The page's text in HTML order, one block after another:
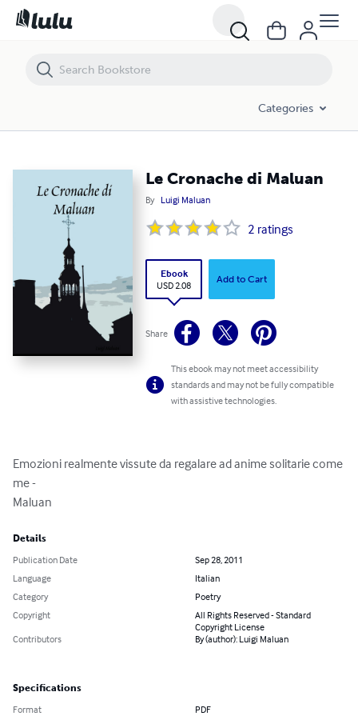
Categories
Le Cronache di Maluan
By Luigi Maluan
2 ratings
Ebook
USD 2.08
Add to Cart
Share
This ebook may not meet accessibility
standards and may not be fully compatible
with assistive technologies.
Emozioni realmente vissute da regalare ad anime solitarie come
me -
Maluan
Details
Publication Date
Sep 28, 2011
Language
Italian
Category
Poetry
Copyright
All Rights Reserved - Standard
Copyright License
Contributors
By (author): Luigi Maluan
Specifications
Format PDF
Le Cronache di Maluan